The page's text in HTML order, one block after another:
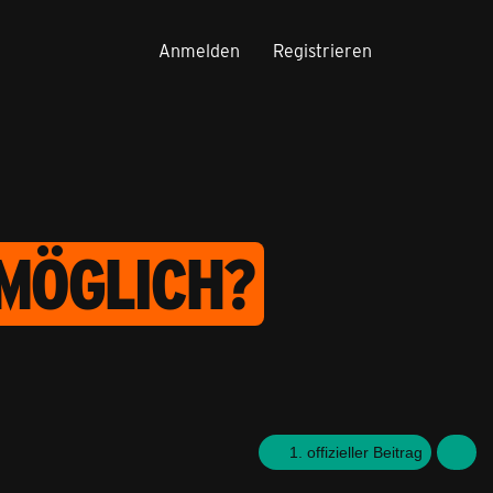
Anmelden Registrieren
1. offizieller Beitrag